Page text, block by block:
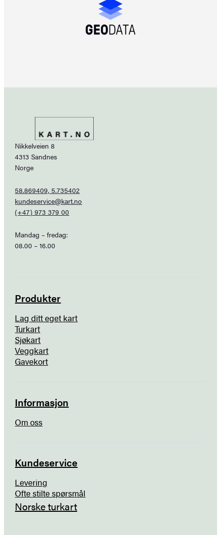
Nikkelveien 8
4313 Sandnes
Norge
58.869409, 5.735402
kundeservice@kart.no
(+47) 973 379 00
Mandag – fredag:
08.00 – 16.00
Produkter
Lag ditt eget kart
Turkart
Sjøkart
Veggkart
Gavekort
Informasjon
Om oss
Kundeservice
Levering
Ofte stilte spørsmål
Norske turkart